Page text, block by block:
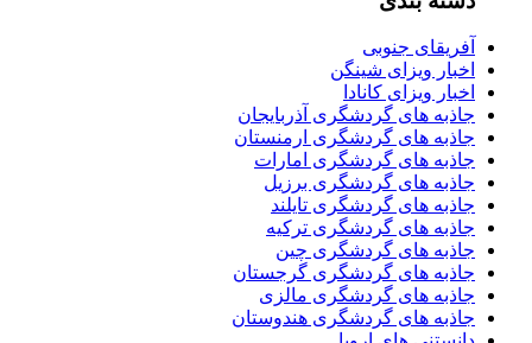
آفریقای جنوبی
اخبار ویزای شینگن
اخبار ویزای کانادا
جاذبه های گردشگری آذربایجان
جاذبه های گردشگری ارمنستان
جاذبه های گردشگری امارات
جاذبه های گردشگری برزیل
جاذبه های گردشگری تایلند
جاذبه های گردشگری ترکیه
جاذبه های گردشگری چین
جاذبه های گردشگری گرجستان
جاذبه های گردشگری مالزی
جاذبه های گردشگری هندوستان